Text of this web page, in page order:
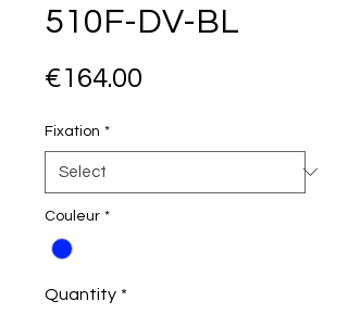
510F-DV-BL
€164.00
Fixation *
Couleur *
Quantity *